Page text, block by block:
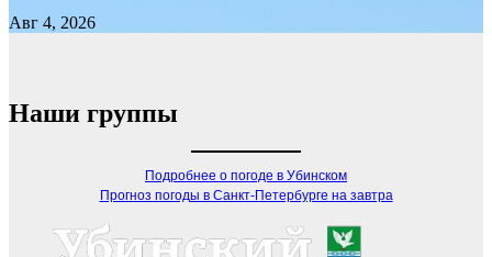
Авг 4, 2026
Наши группы
Подробнее о погоде в Убинском
Прогноз погоды в Санкт-Петербурге на завтра